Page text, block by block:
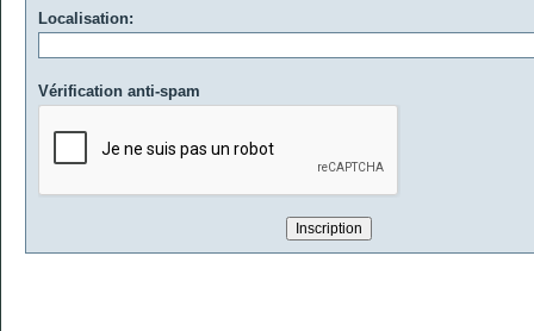
Localisation:
Vérification anti-spam